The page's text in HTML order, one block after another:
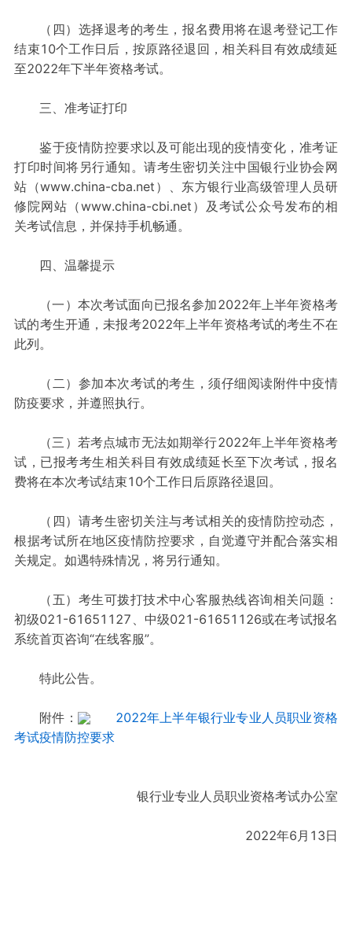
（四）选择退考的考生，报名费用将在退考登记工作
结束10个工作日后，按原路径退回，相关科目有效成绩延
至2022年下半年资格考试。
三、准考证打印
鉴于疫情防控要求以及可能出现的疫情变化，准考证
打印时间将另行通知。请考生密切关注中国银行业协会网
站（www.china-cba.net）、东方银行业高级管理人员研
修院网站（www.china-cbi.net）及考试公众号发布的相
关考试信息，并保持手机畅通。
四、温馨提示
（一）本次考试面向已报名参加2022年上半年资格考
试的考生开通，未报考2022年上半年资格考试的考生不在
此列。
（二）参加本次考试的考生，须仔细阅读附件中疫情
防疫要求，并遵照执行。
（三）若考点城市无法如期举行2022年上半年资格考
试，已报考考生相关科目有效成绩延长至下次考试，报名
费将在本次考试结束10个工作日后原路径退回。
（四）请考生密切关注与考试相关的疫情防控动态，
根据考试所在地区疫情防控要求，自觉遵守并配合落实相
关规定。如遇特殊情况，将另行通知。
（五）考生可拨打技术中心客服热线咨询相关问题：
初级021-61651127、中级021-61651126或在考试报名
系统首页咨询“在线客服”。
特此公告。
附件：
2022年上半年银行业专业人员职业资格
考试疫情防控要求
银行业专业人员职业资格考试办公室
2022年6月13日